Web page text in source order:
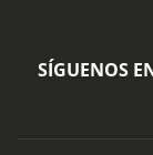
SÍGUENOS